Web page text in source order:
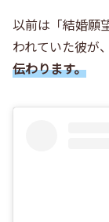
以前は「結婚願
われていた彼が、
伝わります。